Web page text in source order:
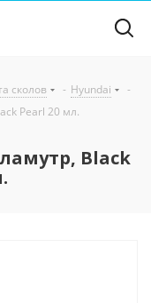
сколов - Hyundai
-
Pearl 20 мл.
Black